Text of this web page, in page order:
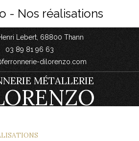
Lebert, 68800 Thann
03 89 81 96 63
dilorenzo.com
MÉTALLERIE
- Nos réalisations